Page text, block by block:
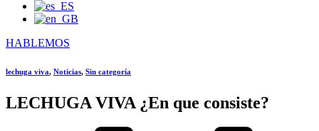
HABLEMOS
lechuga viva, Noticias, Sin categoría
LECHUGA VIVA ¿En que consiste?